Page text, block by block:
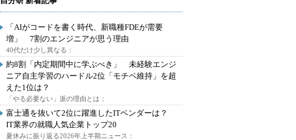
「AIがコードを書く時代、新職種FDEが需要
増」 7割のエンジニアが思う理由
40代だけ少し異なる：
約8割「内定期間中に学ぶべき」 未経験エンジ
ニア自主学習のハードル2位「モチベ維持」を超
えた1位は？
「やる必要ない」派の理由とは：
富士通を抜いて2位に躍進したITベンダーは？
IT業界の就職人気企業トップ20
夏休みに振り返る2026年上半期ニュース：